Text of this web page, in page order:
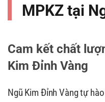
MPKZ tại
Cam kết chất
Kim Đỉnh Vàng
Ngũ Kim Đỉnh Vàng tự